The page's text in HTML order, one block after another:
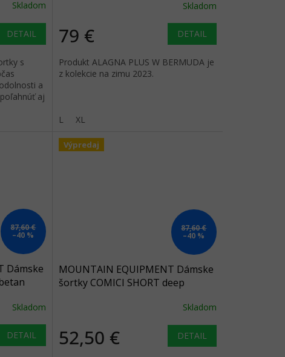
Skladom
DETAIL
s
a
aj
Skladom
79 € DETAIL
Produkt ALAGNA PLUS W BERMUDA je
z kolekcie na zimu 2023.
L XL
87,60 €
–40 %
Dámske
Skladom
DETAIL
Výpredaj
87,60 €
–40 %
MOUNTAIN EQUIPMENT Dámske
šortky COMICI SHORT deep
Skladom
52,50 € DETAIL